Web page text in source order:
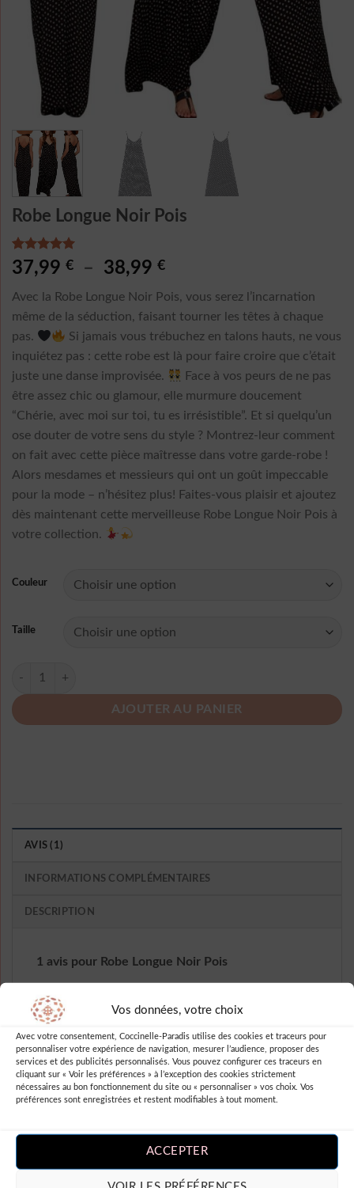
Vos données, votre choix
Avec votre consentement, Coccinelle-Paradis utilise des cookies et traceurs pour
personnaliser votre expérience de navigation, mesurer l’audience, proposer des
services et des publicités personnalisés. Vous pouvez configurer ces traceurs en
cliquant sur « Voir les préférences » à l’exception des cookies strictement
nécessaires au bon fonctionnement du site ou « personnaliser » vos choix. Vos
préférences sont enregistrées et restent modifiables à tout moment.
ACCEPTER
Robe Longue Noir Pois
Noté5.00
sur 5 basé
1
client
37,99 € – 38,99 €Plage
prix :
37,99 €
à
38,99 €
Avec la Robe Longue Noir Pois, vous serez l’incarnation
même de la séduction, faisant tourner les têtes à chaque
pas.
Si jamais vous trébuchez en talons hauts, ne vous
inquiétez pas : cette robe est là pour faire croire que c’était
juste une danse improvisée.
Face à vos peurs de ne pas
être assez chic ou glamour, elle murmure doucement
“Chérie, avec moi sur toi, tu es irrésistible”. Et si quelqu’un
ose douter de votre sens du style ? Montrez-leur comment
on fait avec cette pièce maîtresse dans votre garde-robe !
Alors mesdames et messieurs qui ont un goût impeccable
pour la mode – n’hésitez plus! Faites-vous plaisir et ajoutez
dès maintenant cette merveilleuse Robe Longue Noir Pois à
votre collection.
Couleur
Taille
quantité de Robe Longue Noir Pois
AJOUTER AU PANIER
AVIS (1)
INFORMATIONS COMPLÉMENTAIRES
DESCRIPTION
1 avis pour Robe Longue Noir Pois
5
Super stylée !!
Ajouter un Avis